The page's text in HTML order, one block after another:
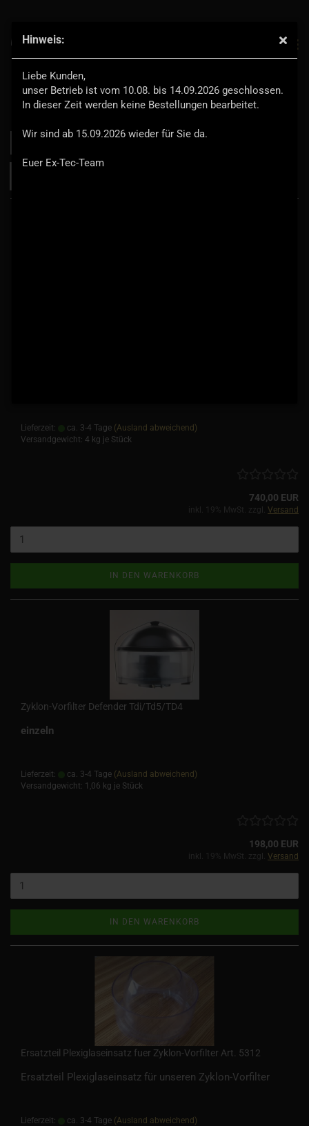
Hinweis:
Liebe Kunden,
unser Betrieb ist vom 10.08. bis 14.09.2026 geschlossen.
In dieser Zeit werden keine Bestellungen bearbeitet.
Wir sind ab 15.09.2026 wieder für Sie da.
Euer Ex-Tec-Team
Erhöhte Luftansaugung - Snorkel
Sortieren nach
Sortieren nach 8 pro Seite
pro Seite
Lieferzeit: ca. 3-4 Tage (Ausland abweichend)
Versandgewicht: 4 kg je Stück
740,00 EUR
inkl. 19% MwSt. zzgl. Versand
IN DEN WARENKORB
Zyklon-Vorfilter Defender Tdi/Td5/TD4
einzeln
Lieferzeit: ca. 3-4 Tage (Ausland abweichend)
Versandgewicht: 1,06 kg je Stück
198,00 EUR
inkl. 19% MwSt. zzgl. Versand
IN DEN WARENKORB
Ersatzteil Plexiglaseinsatz fuer Zyklon-Vorfilter Art. 5312
Ersatzteil Plexiglaseinsatz für unseren Zyklon-Vorfilter
Lieferzeit: ca. 3-4 Tage (Ausland abweichend)